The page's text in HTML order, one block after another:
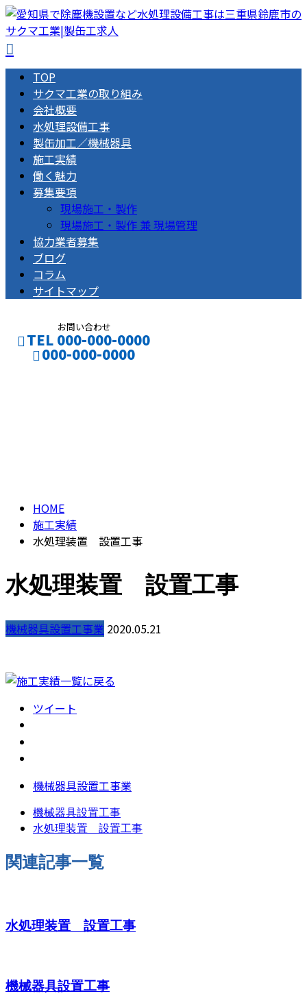
TOP
サクマ工業の取り組み
会社概要
水処理設備工事
製缶加工／機械器具
施工実績
働く魅力
募集要項
現場施工・製作
現場施工・製作 兼 現場管理
協力業者募集
ブログ
コラム
サイトマップ
お問い合わせ
TEL 000-000-0000
000-000-0000
HOME
施工実績
水処理装置 設置工事
水処理装置 設置工事
機械器具設置工事業 2020.05.21
ツイート
機械器具設置工事業
機械器具設置工事
水処理装置 設置工事
関連記事一覧
水処理装置 設置工事
機械器具設置工事